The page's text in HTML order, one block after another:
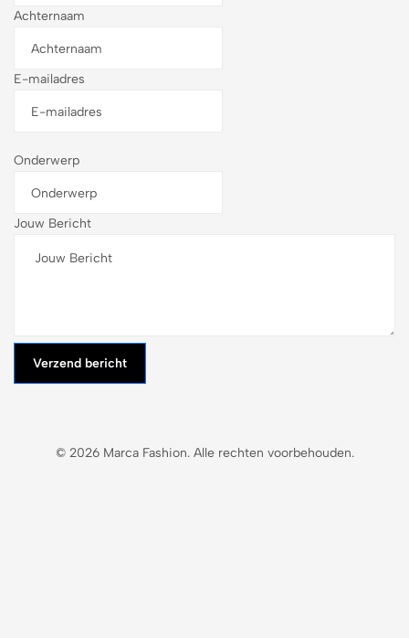
Achternaam
E-mailadres
Onderwerp
Jouw Bericht
Verzend bericht
© 2026 Marca Fashion. Alle rechten voorbehouden.